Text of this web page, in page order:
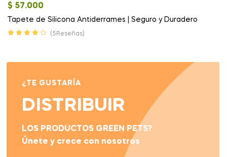
$ 57.000
Tapete de Silicona Antiderrames | Seguro y Duradero
(5Reseñas)
¿TE GUSTARÍA
DISTRIBUIR
LOS PRODUCTOS GREEN PETS?
Únete y crece con nosotros